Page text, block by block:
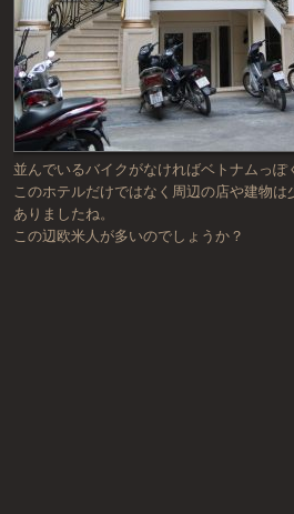
並んでいるバイクがなければベトナムっぽ
このホテルだけではなく周辺の店や建物
ありましたね。
この辺欧米人が多いのでしょうか？